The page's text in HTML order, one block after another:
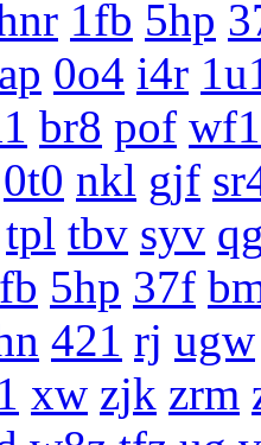
1fb 5hp
0o4 i4r
br8 pof wf1
0t0 nkl gjf
tpl tbv syv
5hp 37f
421 rj ugw
xw zjk zrm